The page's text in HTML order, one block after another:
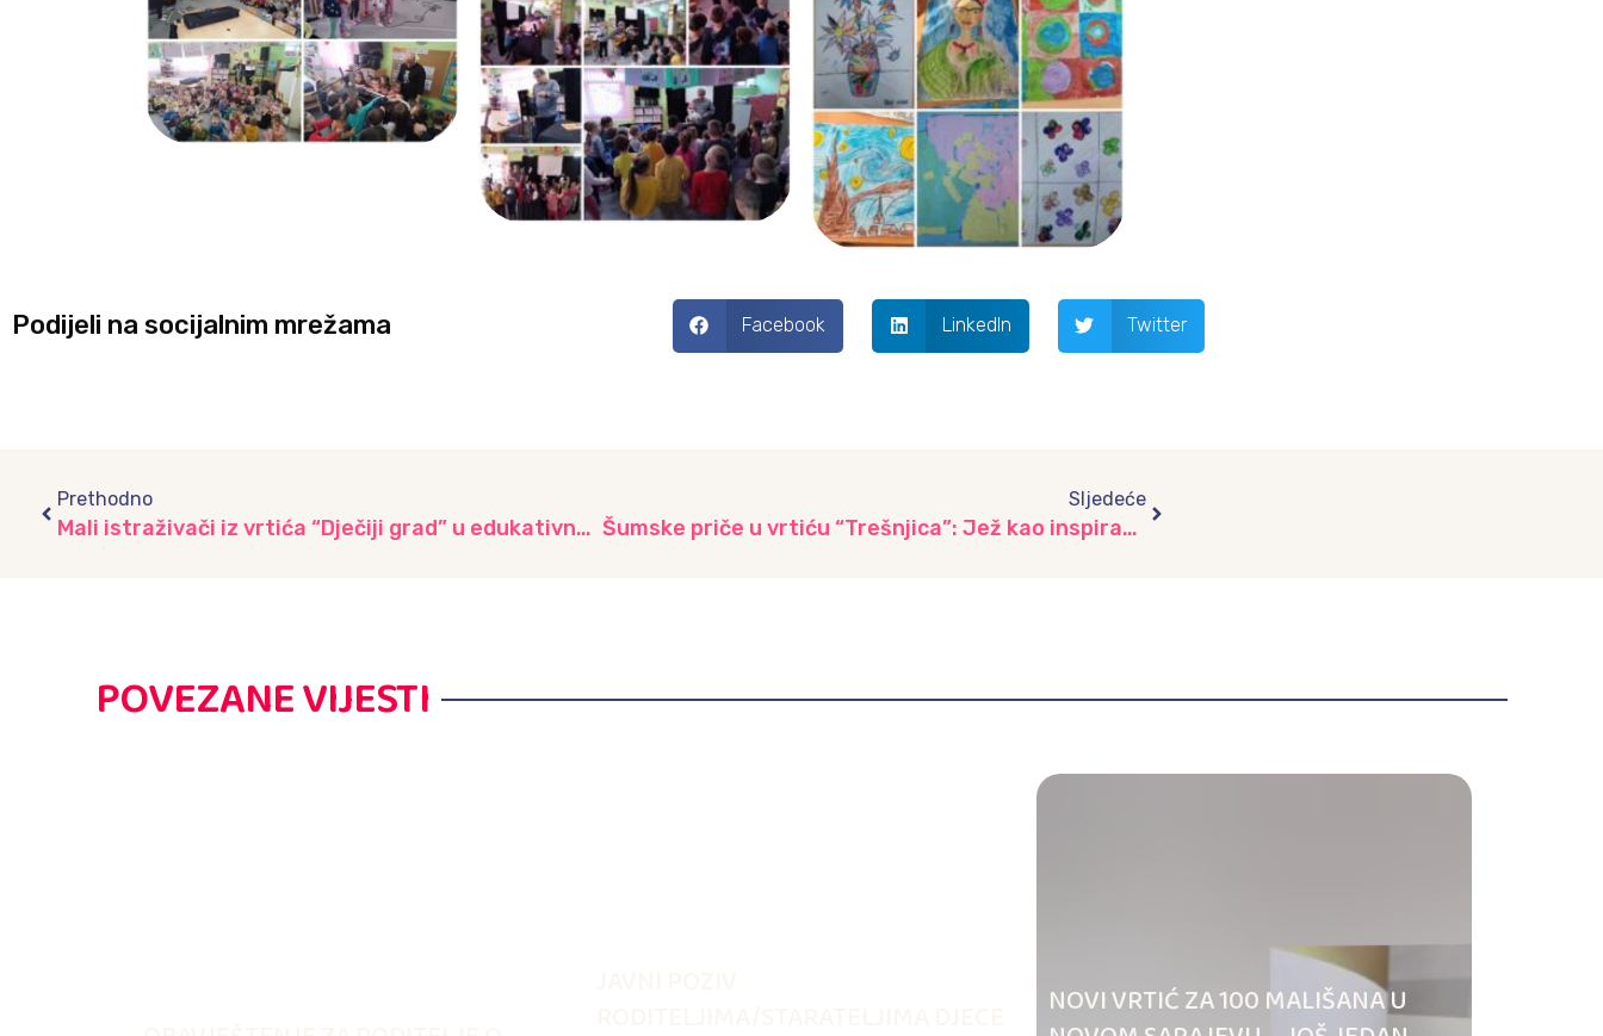
Podijeli na socijalnim mrežama Facebook LinkedIn Twitter
Prethodno
Mali istraživači iz vrtića “Dječiji grad” u edukativnoj posjeti apoteci
Sljedeće
Šumske priče u vrtiću “Trešnjica”: Jež kao inspiracija za igru i učenje
POVEZANE VIJESTI
NOVI VRTIĆ ZA 100 MALIŠANA U